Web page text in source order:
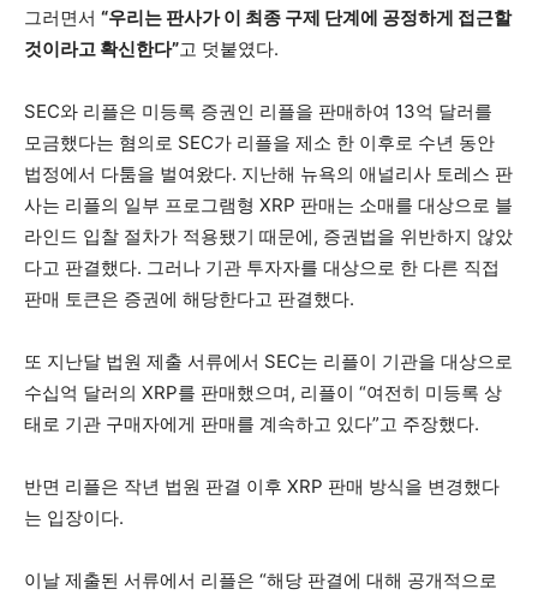
그러면서 “우리는 판사가 이 최종 구제 단계에 공정하게 접근할
것이라고 확신한다”고 덧붙였다.
SEC와 리플은 미등록 증권인 리플을 판매하여 13억 달러를
모금했다는 혐의로 SEC가 리플을 제소 한 이후로 수년 동안
법정에서 다툼을 벌여왔다. 지난해 뉴욕의 애널리사 토레스 판
사는 리플의 일부 프로그램형 XRP 판매는 소매를 대상으로 블
라인드 입찰 절차가 적용됐기 때문에, 증권법을 위반하지 않았
다고 판결했다. 그러나 기관 투자자를 대상으로 한 다른 직접
판매 토큰은 증권에 해당한다고 판결했다.
또 지난달 법원 제출 서류에서 SEC는 리플이 기관을 대상으로
수십억 달러의 XRP를 판매했으며, 리플이 “여전히 미등록 상
태로 기관 구매자에게 판매를 계속하고 있다”고 주장했다.
반면 리플은 작년 법원 판결 이후 XRP 판매 방식을 변경했다
는 입장이다.
이날 제출된 서류에서 리플은 “해당 판결에 대해 공개적으로